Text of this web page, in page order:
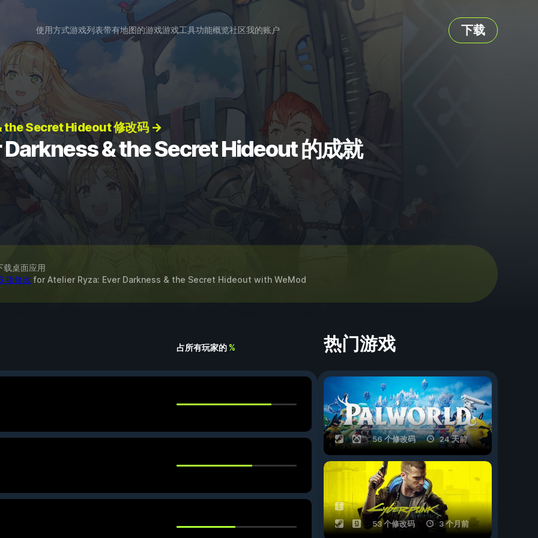
使用方式游戏列表带有地图的游戏游戏工具功能概览社区我的账户 下载
the Secret Hideout 修改码 →
& the Secret Hideout 的成就
桌面应用
项修改 for Atelier Ryza: Ever Darkness & the Secret Hideout with WeMod
占所有玩家的% 热门游戏
56 个修改码 24 天前
53 个修改码 3 个月前